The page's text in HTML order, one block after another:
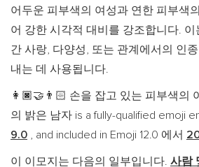
어두운 피부색의 여성과 연한 피부색
어 강한 시각적 대비를 강조합니다.
간 사랑, 다양성, 또는 관계에서의 인
내는 데 사용됩니다.
👩🏿‍🤝‍👨🏻 손을 잡고 있는 피부색의
의 밝은 남자 is a fully-qualified emoji
9.0 , and included in Emoji 12.0 에서
이 이모지는 다음의 일부입니다. 사람